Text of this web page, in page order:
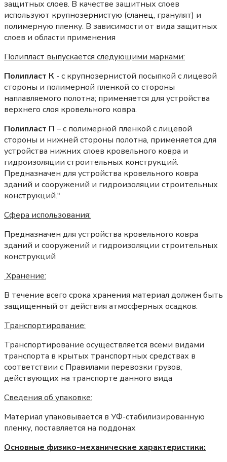
защитных слоев. В качестве защитных слоев
используют крупнозернистую (сланец, гранулят) и
полимерную пленку. В зависимости от вида защитных
слоев и области применения
Полипласт выпускается следующими марками:
Полипласт К - с крупнозернистой посыпкой с лицевой
стороны и полимерной пленкой со стороны
наплавляемого полотна; применяется для устройства
верхнего слоя кровельного ковра.
Полипласт П – с полимерной пленкой с лицевой
стороны и нижней стороны полотна, применяется для
устройства нижних слоев кровельного ковра и
гидроизоляции строительных конструкций.
Предназначен для устройства кровельного ковра
зданий и сооружений и гидроизоляции строительных
конструкций."
Сфера использования:
Предназначен для устройства кровельного ковра
зданий и сооружений и гидроизоляции строительных
конструкций
Хранение:
В течение всего срока хранения материал должен быть
защищенный от действия атмосферных осадков.
Транспортирование:
Транспортирование осуществляется всеми видами
транспорта в крытых транспортных средствах в
соответствии с Правилами перевозки грузов,
действующих на транспорте данного вида
Сведения об упаковке:
Материал упаковывается в УФ-стабилизированную
пленку, поставляется на поддонах
Основные физико-механические характеристики: